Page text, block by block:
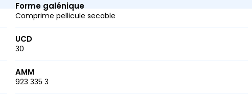
Forme galénique
Comprime pellicule secable
UCD
30
AMM
923 335 3